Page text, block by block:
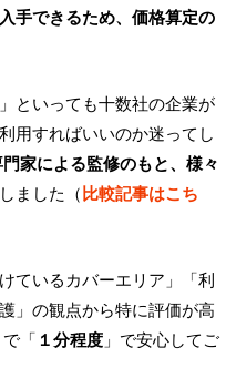
手できるため、価格算定の
」といっても十数社の企業が
用すればいいのか迷ってし
家による監修のもと、様々
しました（比較記事はこち
ているカバーエリア」「利
」の観点から特に評価が高
「 １分程度 」で安心してご